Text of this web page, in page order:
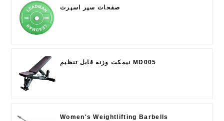
صفحات سپر اسپرت
نیمکت وزنه قابل تنظیم MD005
Women's Weightlifting Barbells